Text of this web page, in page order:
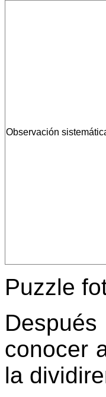
Observación
Puzzle
conocer
la